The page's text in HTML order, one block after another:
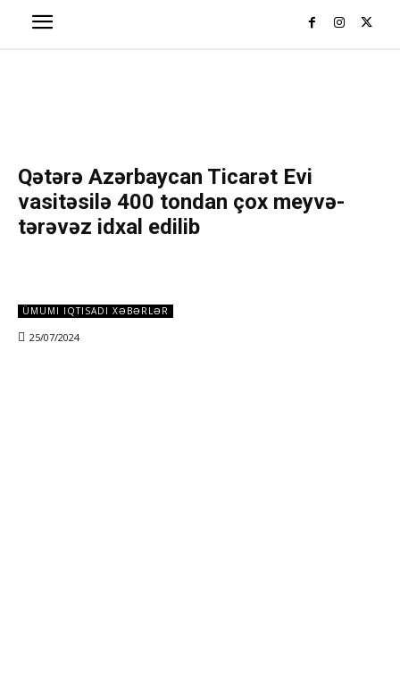
Qətərə Azərbaycan Ticarət Evi
vasitəsilə 400 tondan çox meyvə-
tərəvəz idxal edilib
ÜMUMI IQTISADI XƏBƏRLƏR
25/07/2024